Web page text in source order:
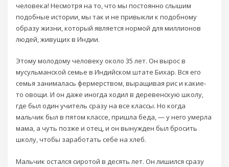
человека! Несмотря на то, что мы постоянно слышим
подобные истории, мы так и не привыкли к подобному
образу жизни, который является нормой для миллионов
людей, живущих в Индии.
Этому молодому человеку около 35 лет. Он вырос в
мусульманской семье в Индийском штате Бихар. Вся его
семья занималась фермерством, выращивая рис и какие-
то овощи. И он даже иногда ходил в деревенскую школу,
где был один учитель сразу на все классы. Но когда
мальчик был в пятом классе, пришла беда, — у него умерла
мама, а чуть позже и отец, и он вынужден был бросить
школу, чтобы заработать себе на хлеб.
Мальчик остался сиротой в десять лет. Он лишился сразу